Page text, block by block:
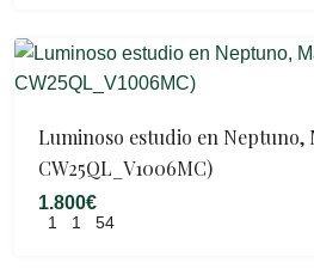
Luminoso estudio en
CW25QL_V1006MC)
1.800€
1 1 54